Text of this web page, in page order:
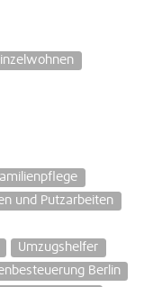
und Putzarbeiten
Umzugshelfer
Berlin